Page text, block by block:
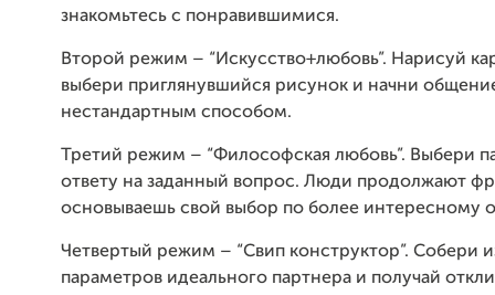
знакомьтесь с понравившимися.
Второй режим – “Искусство+любовь”. Нарисуй
выбери приглянувшийся рисунок и начни
нестандартным способом.
Третий режим – “Философская любовь”. Выбери
ответу на заданный вопрос. Люди продолжают
основываешь свой выбор по более интересному
Четвертый режим – “Свип конструктор”. Собери
параметров идеального партнера и получай